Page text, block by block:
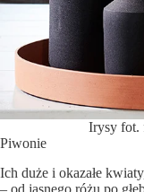
Irysy fot.
Piwonie
Ich duże i okazałe